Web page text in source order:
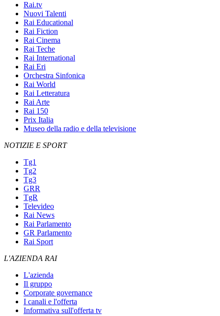
Rai.tv
Nuovi Talenti
Rai Educational
Rai Fiction
Rai Cinema
Rai Teche
Rai International
Rai Eri
Orchestra Sinfonica
Rai World
Rai Letteratura
Rai Arte
Rai 150
Prix Italia
Museo della radio e della televisione
NOTIZIE E SPORT
Tg1
Tg2
Tg3
GRR
TgR
Televideo
Rai News
Rai Parlamento
GR Parlamento
Rai Sport
L'AZIENDA RAI
L'azienda
Il gruppo
Corporate governance
I canali e l'offerta
Informativa sull'offerta tv